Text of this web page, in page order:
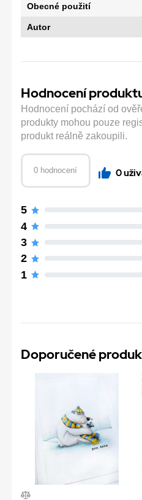
Obecné použití
Autor
Hodnocení
Hodnocení pochází od
produkty mohou pouze
produkt reálně zakoupili.
0 hodnocení 0
5
4
3
2
1
Doporučené